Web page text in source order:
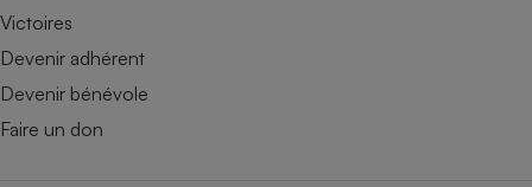
Victoires
Devenir adhérent
Devenir bénévole
Faire un don